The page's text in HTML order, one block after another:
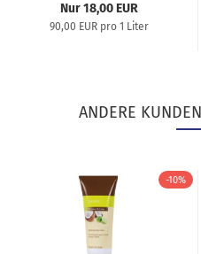
Nur 18,00 EUR
90,00 EUR pro 1 Liter
ANDERE
-10%